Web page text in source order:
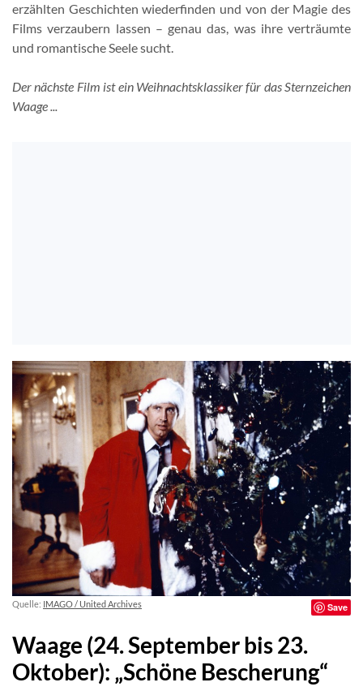
erzählten Geschichten wiederfinden und von der Magie des
Films verzaubern lassen – genau das, was ihre verträumte
und romantische Seele sucht.
Der nächste Film ist ein Weihnachtsklassiker für das Sternzeichen
Waage ...
Quelle: IMAGO / United Archives Save
Waage (24. September bis 23.
Oktober): „Schöne Bescherung“